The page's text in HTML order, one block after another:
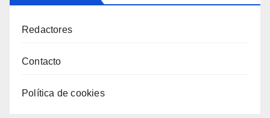
Redactores
Contacto
Política de cookies